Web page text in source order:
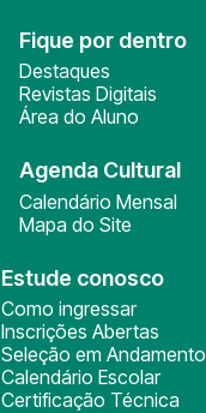
Fique por dentro
Destaques
Revistas Digitais
Área do Aluno
Agenda Cultural
Calendário Mensal
Mapa do Site
Estude conosco
Como ingressar
Inscrições Abertas
Seleção em Andamento
Calendário Escolar
Certificação Técnica